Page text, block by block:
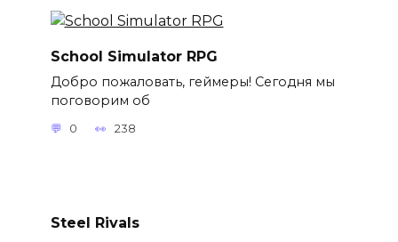
School Simulator RPG
Добро пожаловать, геймеры! Сегодня мы
поговорим об
0 238
Steel Rivals